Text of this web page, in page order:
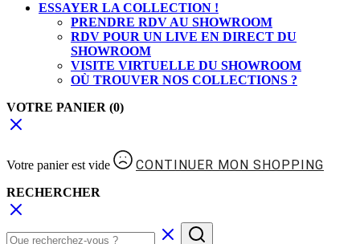
ESSAYER LA COLLECTION !
PRENDRE RDV AU SHOWROOM
RDV POUR UN LIVE EN DIRECT DU
SHOWROOM
VISITE VIRTUELLE DU SHOWROOM
OÙ TROUVER NOS COLLECTIONS ?
VOTRE PANIER (0)
Votre panier est vide CONTINUER MON SHOPPING
RECHERCHER